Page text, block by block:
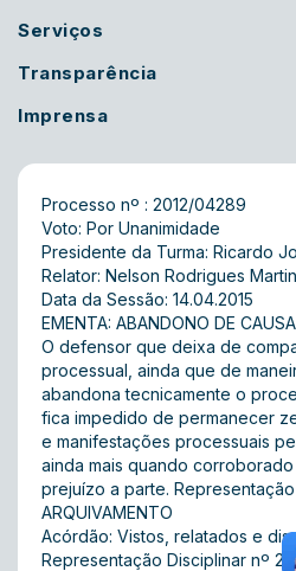
Serviços
Transparência
Imprensa
Processo nº : 2012/04289
Voto: Por Unanimidade
Presidente da Turma: Ricardo
Relator: Nelson Rodrigues
Data da Sessão: 14.04.2015
EMENTA: ABANDONO DE
O defensor que deixa de
processual, ainda que de
abandona tecnicamente o
fica impedido de permanecer
e manifestações processuais
ainda mais quando
prejuízo a parte.
ARQUIVAMENTO
Acórdão: Vistos, relatados e
Representação Disciplinar nº